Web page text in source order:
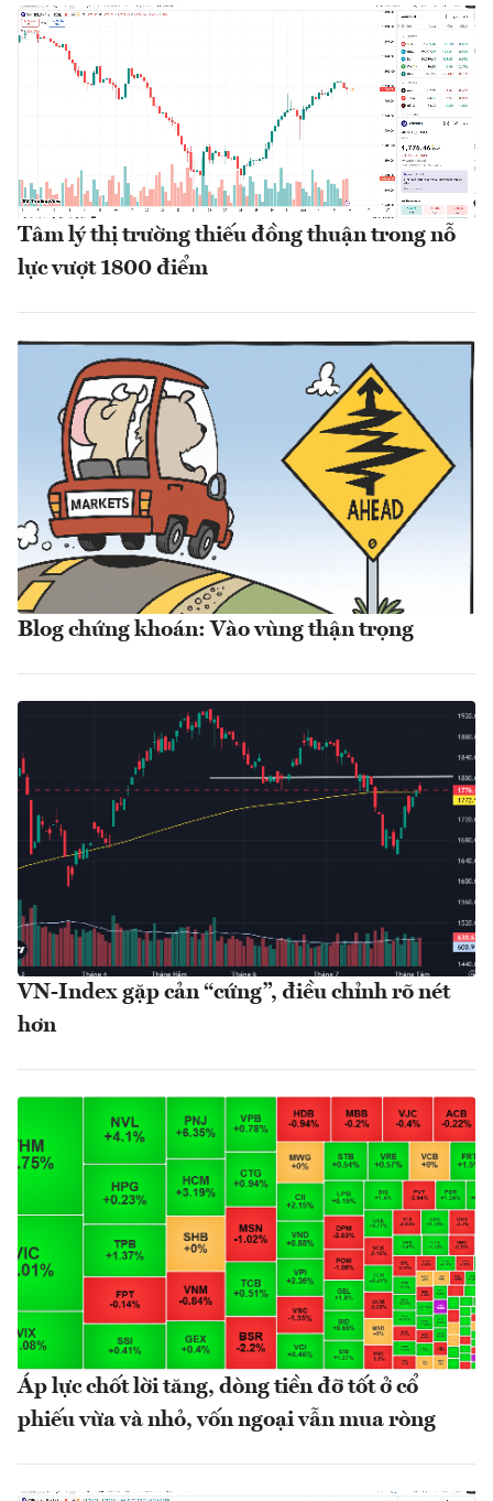
Tâm lý thị trường thiếu đồng thuận trong nỗ
lực vượt 1800 điểm
Blog chứng khoán: Vào vùng thận trọng
VN-Index gặp cản “cứng”, điều chỉnh rõ nét
hơn
Áp lực chốt lời tăng, dòng tiền đỡ tốt ở cổ
phiếu vừa và nhỏ, vốn ngoại vẫn mua ròng